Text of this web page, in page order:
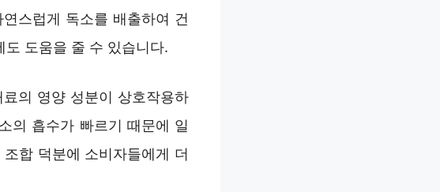
스럽게 독소를 배출하여 건
도움을 줄 수 있습니다.
의 영양 성분이 상호작용하
의 흡수가 빠르기 때문에 일
합 덕분에 소비자들에게 더